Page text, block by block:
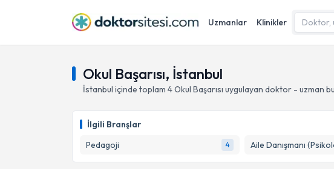
Uzmanlar Klinikler
Okul Başarısı, İstanbul
İstanbul içinde toplam 4Okul Başarısı uygulayan doktor - uzman
İlgili Branşlar
Pedagoji
4 Aile Danışmanı